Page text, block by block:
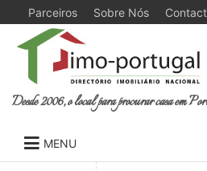
Parceiros Sobre Nós
Desde 2006, o local para procurar casa em
MENU